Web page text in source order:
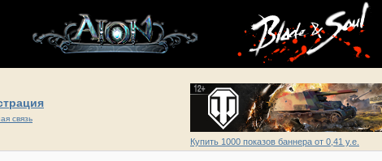
связь
Купить 1000 показов баннера от 0,41 у.е.